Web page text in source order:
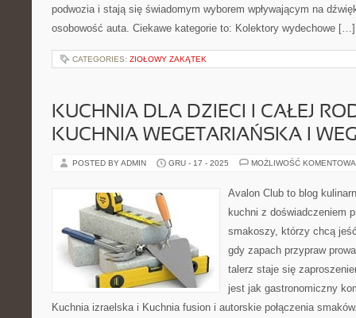
podwozia i stają się świadomym wyborem wpływającym na
osobowość auta. Ciekawe kategorie to: Kolektory wydechowe […]
CATEGORIES: ZIOŁOWY ZAKĄTEK
KUCHNIA DLA DZIECI I CAŁEJ
KUCHNIA WEGETARIAŃSKA I
POSTED BY ADMIN GRU - 17 - 2025 MOŻLIWOŚĆ
Avalon Club to blog
kuchni z doświadczeniem
smakoszy, którzy chcą
gdy zapach przypraw
talerz staje się
jest jak gastronomiczny
Kuchnia izraelska i Kuchnia fusion i autorskie połączenia